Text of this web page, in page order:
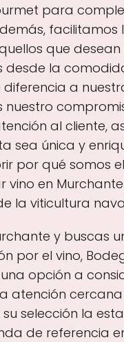
para
que
desde la
diferencia a
nuestro
al cliente,
sea única y
por qué somos
en
la viticultura
y buscas
por el vino,
una opción a
atención
selección la
de referencia